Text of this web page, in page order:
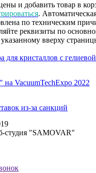
и добавить товар в
.
по техническим
реквизиты по
вверху
для кристаллов с
VacuumTechExpo 2022
из-за санкций
студия "SAMOVAR"